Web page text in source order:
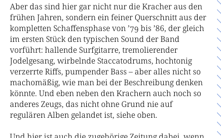
Aber das sind hier gar nicht nur die Kracher aus den
frühen Jahren, sondern ein feiner Querschnitt aus der
kompletten Schaffensphase von ’79 bis ’86, der gleich
im ersten Stück den typischen Sound der Band
vorführt: hallende Surfgitarre, tremolierender
Jodelgesang, wirbelnde Staccatodrums, hochtonig
verzerrte Riffs, pumpender Bass – aber alles nicht so
machomäßig, wie man bei der Beschreibung denken
könnte. Und eben neben den Krachern auch noch so
anderes Zeugs, das nicht ohne Grund nie auf
regulären Alben gelandet ist, siehe oben.